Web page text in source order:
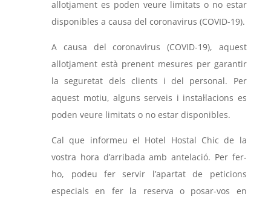
allotjament es poden veure limitats o no estar
disponibles a causa del coronavirus (COVID-19).
A causa del coronavirus (COVID-19), aquest
allotjament està prenent mesures per garantir
la seguretat dels clients i del personal. Per
aquest motiu, alguns serveis i instal·lacions es
poden veure limitats o no estar disponibles.
Cal que informeu el Hotel Hostal Chic de la
vostra hora d’arribada amb antelació. Per fer-
ho, podeu fer servir l’apartat de peticions
especials en fer la reserva o posar-vos en